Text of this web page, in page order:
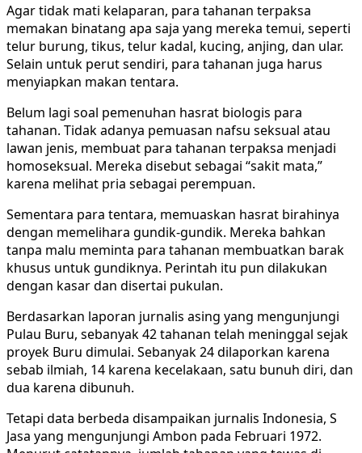
Agar tidak mati kelaparan, para tahanan terpaksa
memakan binatang apa saja yang mereka temui, seperti
telur burung, tikus, telur kadal, kucing, anjing, dan ular.
Selain untuk perut sendiri, para tahanan juga harus
menyiapkan makan tentara.
Belum lagi soal pemenuhan hasrat biologis para
tahanan. Tidak adanya pemuasan nafsu seksual atau
lawan jenis, membuat para tahanan terpaksa menjadi
homoseksual. Mereka disebut sebagai “sakit mata,”
karena melihat pria sebagai perempuan.
Sementara para tentara, memuaskan hasrat birahinya
dengan memelihara gundik-gundik. Mereka bahkan
tanpa malu meminta para tahanan membuatkan barak
khusus untuk gundiknya. Perintah itu pun dilakukan
dengan kasar dan disertai pukulan.
Berdasarkan laporan jurnalis asing yang mengunjungi
Pulau Buru, sebanyak 42 tahanan telah meninggal sejak
proyek Buru dimulai. Sebanyak 24 dilaporkan karena
sebab ilmiah, 14 karena kecelakaan, satu bunuh diri, dan
dua karena dibunuh.
Tetapi data berbeda disampaikan jurnalis Indonesia, S
Jasa yang mengunjungi Ambon pada Februari 1972.